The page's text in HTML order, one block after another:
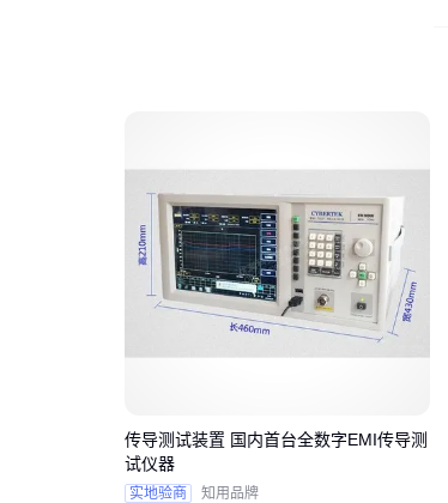
传导测试装置 国内首台全数字EMI传导测
试仪器
实地验商 知用品牌